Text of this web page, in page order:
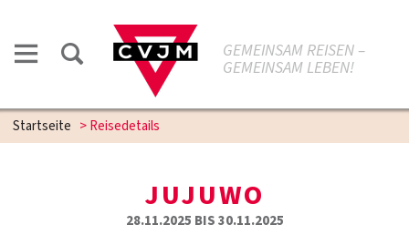
GEMEINSAM REISEN –
GEMEINSAM LEBEN!
Startseite >Reisedetails
JUJUWO
28.11.2025 BIS 30.11.2025